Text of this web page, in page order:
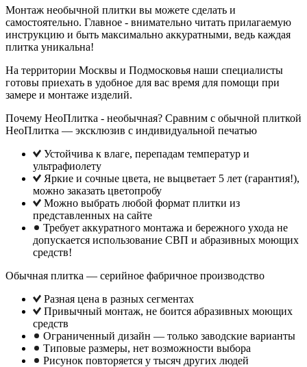
Монтаж необычной плитки вы можете сделать и
самостоятельно. Главное - внимательно читать прилагаемую
инструкцию и быть максимально аккуратными, ведь каждая
плитка уникальна!
На территории Москвы и Подмосковья наши специалисты
готовы приехать в удобное для вас время для помощи при
замере и монтаже изделий.
Почему НеоПлитка - необычная? Сравним с обычной плиткой
НеоПлитка — эксклюзив с индивидуальной печатью
Устойчива к влаге, перепадам температур и
ультрафиолету
Яркие и сочные цвета, не выцветает 5 лет (гарантия!),
можно заказать цветопробу
Можно выбрать любой формат плитки из
представленных на сайте
Требует аккуратного монтажа и бережного ухода не
допускается использование СВП и абразивных моющих
средств!
Обычная плитка — серийное фабричное производство
Разная цена в разных сегментах
Привычный монтаж, не боится абразивных моющих
средств
Ограниченный дизайн — только заводские варианты
Типовые размеры, нет возможности выбора
Рисунок повторяется у тысяч других людей